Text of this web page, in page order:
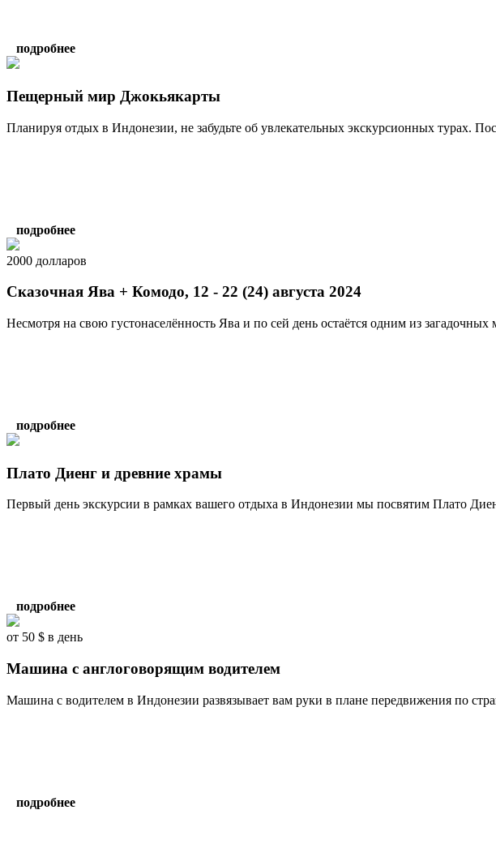
подробнее
Пещерный мир Джокьякарты
Планируя отдых в Индонезии, не забудьте об увлекательных экскурсионных турах.
подробнее
2000 долларов
Сказочная Ява + Комодо, 12 - 22 (24) августа 2024
Несмотря на свою густонаселённость Ява и по сей день остаётся одним из загадочных
подробнее
Плато Диенг и древние храмы
Первый день экскурсии в рамках вашего отдыха в Индонезии мы посвятим Плато
подробнее
от 50 $ в день
Машина с англоговорящим водителем
Машина с водителем в Индонезии развязывает вам руки в плане передвижения по
подробнее